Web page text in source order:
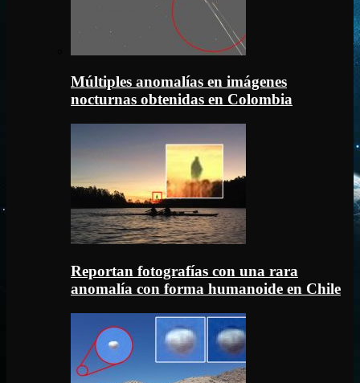
Múltiples anomalías en imágenes
nocturnas obtenidas en Colombia
Reportan fotografías con una rara
anomalía con forma humanoide en Chile